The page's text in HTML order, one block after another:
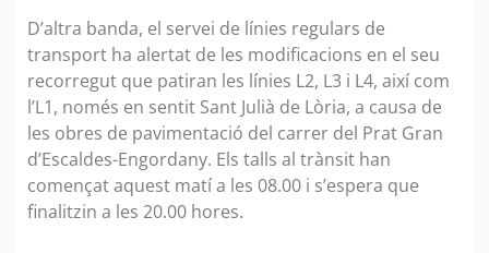
D’altra banda, el servei de línies regulars de
transport ha alertat de les modificacions en el seu
recorregut que patiran les línies L2, L3 i L4, així com
l’L1, només en sentit Sant Julià de Lòria, a causa de
les obres de pavimentació del carrer del Prat Gran
d’Escaldes-Engordany. Els talls al trànsit han
començat aquest matí a les 08.00 i s’espera que
finalitzin a les 20.00 hores.